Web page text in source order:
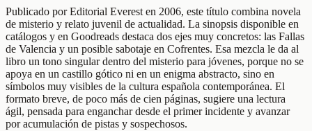
Publicado por Editorial Everest en 2006, este título combina novela
de misterio y relato juvenil de actualidad. La sinopsis disponible en
catálogos y en Goodreads destaca dos ejes muy concretos: las Fallas
de Valencia y un posible sabotaje en Cofrentes. Esa mezcla le da al
libro un tono singular dentro del misterio para jóvenes, porque no se
apoya en un castillo gótico ni en un enigma abstracto, sino en
símbolos muy visibles de la cultura española contemporánea. El
formato breve, de poco más de cien páginas, sugiere una lectura
ágil, pensada para enganchar desde el primer incidente y avanzar
por acumulación de pistas y sospechosos.